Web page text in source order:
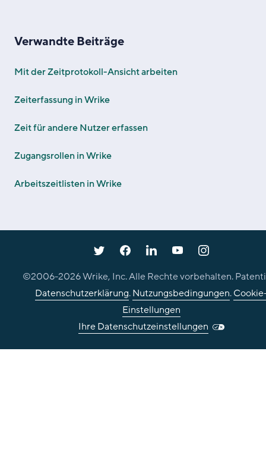
Verwandte Beiträge
Mit der Zeitprotokoll-Ansicht arbeiten
Zeiterfassung in Wrike
Zeit für andere Nutzer erfassen
Zugangsrollen in Wrike
Arbeitszeitlisten in Wrike
©2006-2026Wrike, Inc. Alle Rechte vorbehalten.
Datenschutzerklärung.Nutzungsbedingungen.
Einstellungen
Ihre Datenschutzeinstellungen